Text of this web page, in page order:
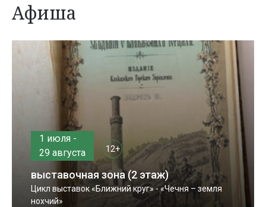
Афиша
1 июля -
29 августа
12+
выставочная зона (2 этаж)
Цикл выставок «Ближний круг» - «Чечня – земля
нохчий»